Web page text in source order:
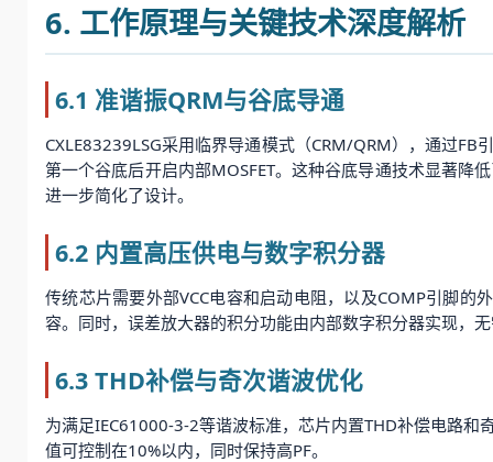
6. 工作原理与关键技术深度解析
6.1 准谐振QRM与谷底导通
CXLE83239LSG采用临界导通模式（CRM/QRM），通过
第一个谷底后开启内部MOSFET。这种谷底导通技术显著
进一步简化了设计。
6.2 内置高压供电与数字积分器
传统芯片需要外部VCC电容和启动电阻，以及COMP引脚的
容。同时，误差放大器的积分功能由内部数字积分器实现，
6.3 THD补偿与奇次谐波优化
为满足IEC61000-3-2等谐波标准，芯片内置THD补偿电路
值可控制在10%以内，同时保持高PF。